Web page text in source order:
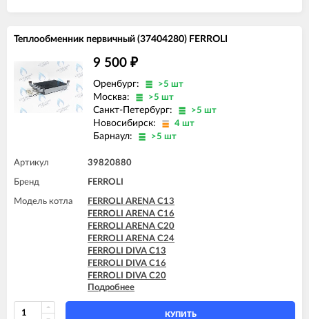
FERROLI DIVAtech F32 D
FERROLI DIVAtop micro C24
FERROLI DIVAtop micro C32
FERROLI DIVAtop micro F24
FERROLI DIVAtop micro F32
FERROLI DIVAtop micro F37
FERROLI DIVAtop micro LN C24
FERROLI DIVAtop micro LN F24
FERROLI DIVAtop ST C24
FERROLI DIVAtop ST F24
FERROLI DIVAtop ST F32
Теплообменник первичный (37404280) FERROLI
9 500 ₽
Оренбург: >5 шт
Москва: >5 шт
Санкт-Петербург: >5 шт
Новосибирск: 4 шт
Барнаул: >5 шт
Артикул 39820880
Бренд FERROLI
Модель котла
FERROLI ARENA C13
FERROLI ARENA C16
FERROLI ARENA C20
FERROLI ARENA C24
FERROLI DIVA C13
FERROLI DIVA C16
FERROLI DIVA C20
FERROLI DIVA C24
FERROLI DIVA HC24
FERROLI DIVAtech C24 D
Подробнее
КУПИТЬ